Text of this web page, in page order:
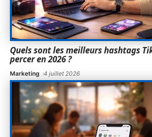
Quels sont les meilleurs hashtags
percer en 2026 ?
Marketing 4 juillet 2026